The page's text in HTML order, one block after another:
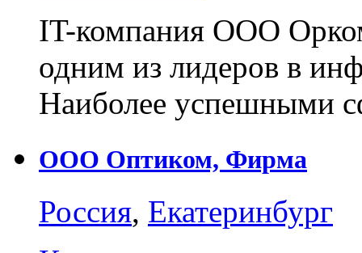
IT-компания ООО
одним из лидеров в
Наиболее успешными
ООО Оптиком, Фирма
Россия, Екатеринбург